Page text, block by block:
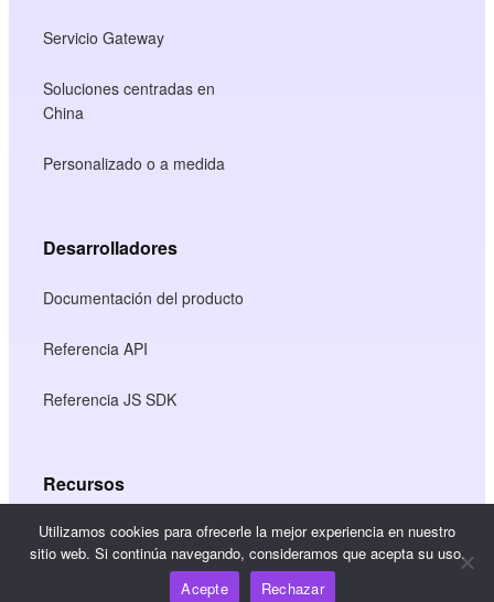
Servicio Gateway
Soluciones centradas en
China
Personalizado o a medida
Desarrolladores
Documentación del producto
Referencia API
Referencia JS SDK
Recursos
Centro de conocimiento
Utilizamos cookies para ofrecerle la mejor experiencia en nuestro
sitio web. Si continúa navegando, consideramos que acepta su uso.
Acepte
Rechazar